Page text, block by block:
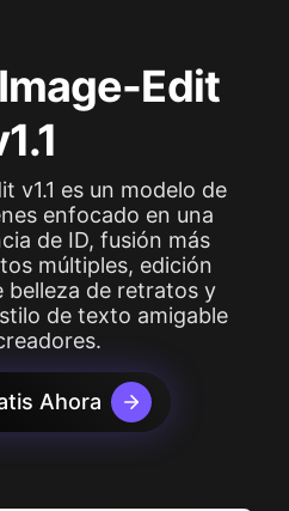
Edit
v1.1 es un modelo de
enfocado en una
de ID, fusión más
múltiples, edición
belleza de retratos y
de texto amigable
Ahora